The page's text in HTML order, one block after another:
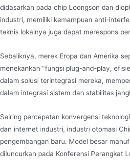
didasarkan pada chip Loongson dan
industri, memiliki kemampuan anti-
teknis lokalnya juga dapat merespons
Sebaliknya, merek Eropa dan Amerika
menekankan "fungsi plug-and-play,
dalam solusi terintegrasi mereka,
dalam integrasi sistem dan stabilitas
Seiring percepatan konvergensi
dan internet industri, industri otomasi
pengembangan baru. Model besar
diluncurkan pada Konferensi Perangkat